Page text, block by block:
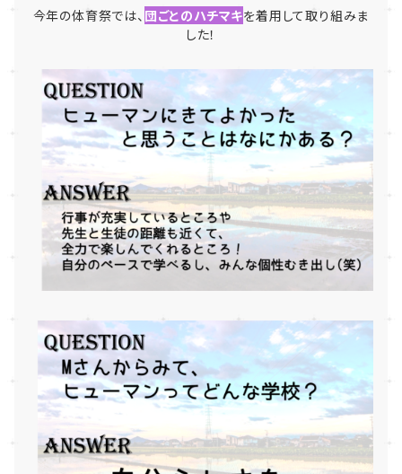
今年の体育祭では、 団ごとのハチマキを着用して取り組みま
した！